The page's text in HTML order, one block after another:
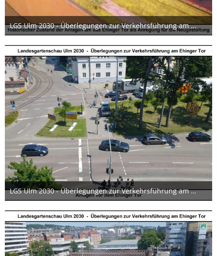
LGS Ulm 2030 - Überlegungen zur Verkehrsführung am Ehinger Tor 03 17x12cm
24. Juni 2019
LGS Ulm 2030 - Überlegungen zur Verkehrsführung am Ehinger Tor 02 17x12cm
24. Juni 2019